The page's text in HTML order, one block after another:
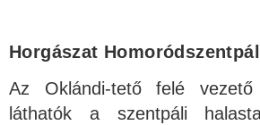
Horgászat
Az Oklándi-tető felé
láthatók a szentpáli